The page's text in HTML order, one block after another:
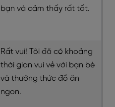
bạn và cảm thấy rất tốt.
Rất vui! Tôi đã có khoảng
thời gian vui vẻ với bạn bè
và thưởng thức đồ ăn
ngon.